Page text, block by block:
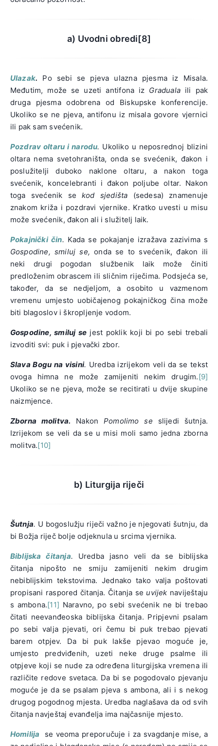
a) Uvodni obredi[8]
Ulazak. Po sebi se pjeva ulazna pjesma iz Misala.
Međutim, može se uzeti antifona iz Graduala ili pak
druga pjesma odobrena od Biskupske konferencije.
Ukoliko se ne pjeva, antifonu iz misala govore vjernici
ili pak sam svećenik.
Pozdrav oltaru i narodu. Ukoliko u neposrednoj blizini
oltara nema svetohraništa, onda se svećenik, đakon i
poslužitelji duboko naklone oltaru, a nakon toga
svećenik, koncelebranti i đakon poljube oltar. Nakon
toga svećenik sekod sjedišta (sedesa) znamenuje
znakom križa i pozdravi vjernike. Kratko uvesti u misu
može svećenik, đakon ali i služitelj laik.
Pokajnički čin. Kada se pokajanje izražava zazivima s
Gospodine, smiluj se, onda se to svećenik, đakon ili
neki drugi pogodan službenik laik može činiti
predloženim obrascem ili sličnim riječima. Podsjeća se,
također, da se nedjeljom, a osobito u vazmenom
vremenu umjesto uobičajenog pokajničkog čina može
biti blagoslov i škropljenje vodom.
Gospodine, smiluj se jest poklik koji bi po sebi trebali
izvoditi svi: puk i pjevački zbor.
Slava Bogu na visini. Uredba izrijekom veli da se tekst
ovoga himna ne može zamijeniti nekim drugim.[9]
Ukoliko se ne pjeva, može se recitirati u dvije skupine
naizmjence.
Zborna molitva. Nakon Pomolimo se slijedi šutnja.
Izrijekom se veli da se u misi moli samo jedna zborna
molitva.[10]
b) Liturgija riječi
Šutnja. U bogoslužju riječi važno je njegovati šutnju, da
bi Božja riječ bolje odjeknula u srcima vjernika.
Biblijska čitanja. Uredba jasno veli da se biblijska
čitanja nipošto ne smiju zamijeniti nekim drugim
nebiblijskim tekstovima. Jednako tako valja poštovati
propisani raspored čitanja. Čitanja se uvijek naviještaju
s ambona.[11] Naravno, po sebi svećenik ne bi trebao
čitati neevanđeoska biblijska čitanja. Pripjevni psalam
po sebi valja pjevati, ori čemu bi puk trebao pjevati
barem otpjev. Da bi puk lakše pjevao moguće je,
umjesto predviđenih, uzeti neke druge psalme ili
otpjeve koji se nude za određena liturgijska vremena ili
različite redove svetaca. Da bi se pogodovalo pjevanju
moguće je da se psalam pjeva s ambona, ali i s nekog
drugog pogodnog mjesta. Uredba naglašava da od svih
čitanja navještaj evanđelja ima najčasnije mjesto.
Homilija
se veoma preporučuje i za svagdanje mise, a